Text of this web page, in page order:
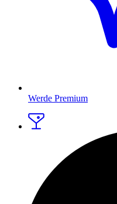
Werde Premium